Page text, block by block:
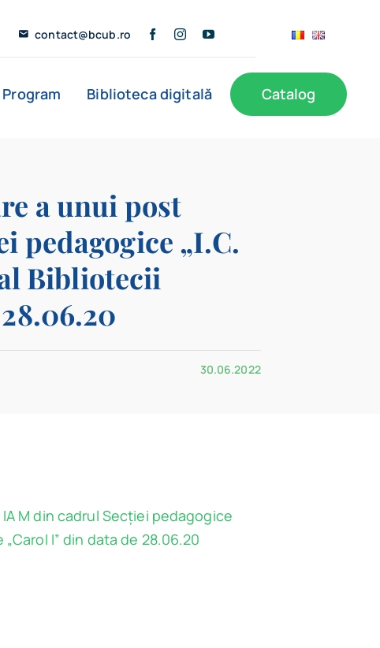
contact@bcub.ro
Program Biblioteca digitală Catalog
a unui post
pedagogice „I.C.
Bibliotecii
30.06.2022
M din cadrul Secției pedagogice
I” din data de 28.06.20